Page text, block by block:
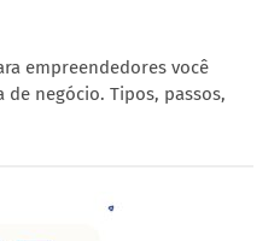
empreendedores você
negócio. Tipos, passos,